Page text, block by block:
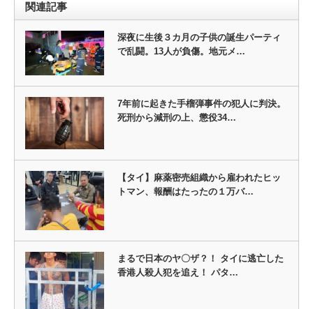
関連記事
深夜に生後３カ月の子供の誕生パーティ
で乱闘。13人が負傷。地元メ…
7年前に起きた手榴弾事件の犯人に判決。
死刑から減刑の上、懲役34…
【タイ】麻薬密売組織から雇われたヒッ
トマン、報酬はたったの１万バ…
まるで日本のヤ〇ザ？！ タイに逃亡した
香港人殺人犯を追え！ パタ…